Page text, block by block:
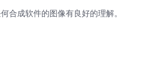
合成软件的图像有良好的理解。